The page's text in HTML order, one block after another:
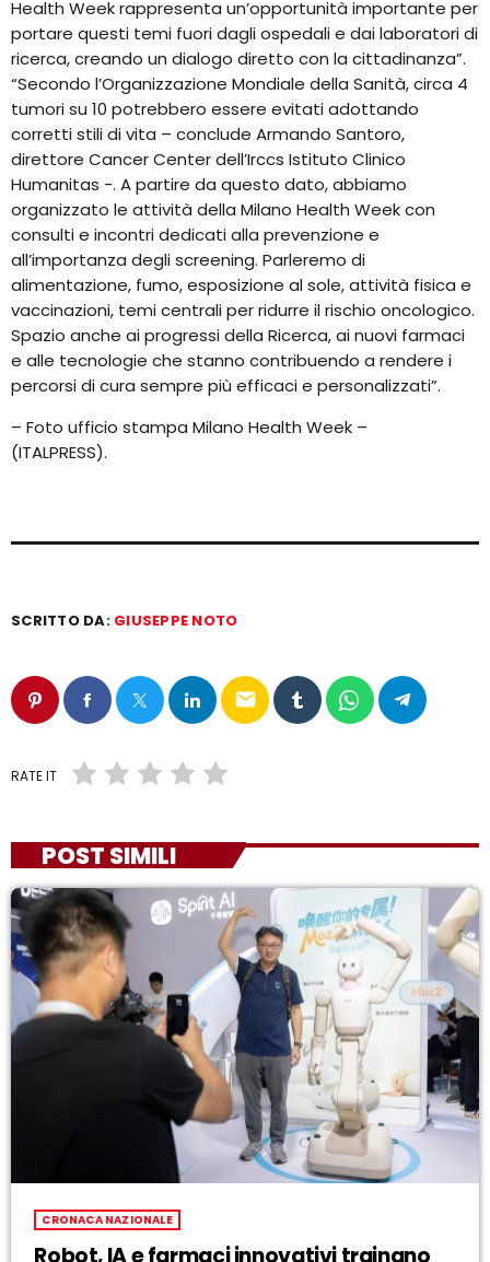
Health Week rappresenta un’opportunità importante per
portare questi temi fuori dagli ospedali e dai laboratori di
ricerca, creando un dialogo diretto con la cittadinanza”.
“Secondo l’Organizzazione Mondiale della Sanità, circa 4
tumori su 10 potrebbero essere evitati adottando
corretti stili di vita – conclude Armando Santoro,
direttore Cancer Center dell’Irccs Istituto Clinico
Humanitas -. A partire da questo dato, abbiamo
organizzato le attività della Milano Health Week con
consulti e incontri dedicati alla prevenzione e
all’importanza degli screening. Parleremo di
alimentazione, fumo, esposizione al sole, attività fisica e
vaccinazioni, temi centrali per ridurre il rischio oncologico.
Spazio anche ai progressi della Ricerca, ai nuovi farmaci
e alle tecnologie che stanno contribuendo a rendere i
percorsi di cura sempre più efficaci e personalizzati”.
– Foto ufficio stampa Milano Health Week –
(ITALPRESS).
SCRITTO DA: GIUSEPPE NOTO
email
RATE IT
POST SIMILI
CRONACA NAZIONALE